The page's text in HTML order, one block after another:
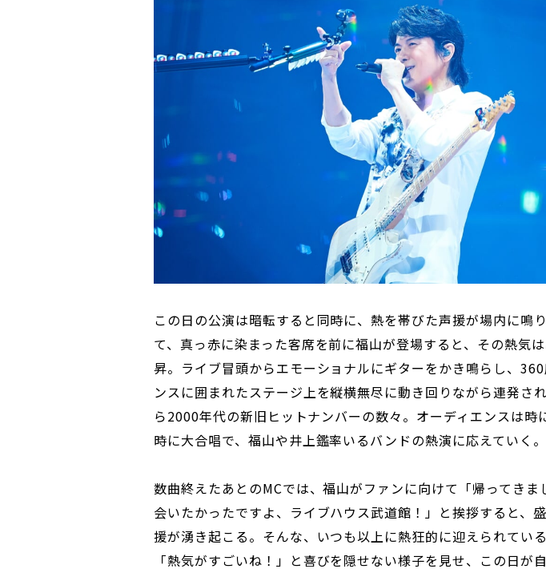
この日の公演は暗転すると同時に、熱を帯びた声援が場内に鳴
て、真っ赤に染まった客席を前に福山が登場すると、その熱気
昇。ライブ冒頭からエモーショナルにギターをかき鳴らし、
ンスに囲まれたステージ上を縦横無尽に動き回りながら連発さ
ら2000年代の新旧ヒットナンバーの数々。オーディエンスは時
時に大合唱で、福山や井上鑑率いるバンドの熱演に応えていく。
数曲終えたあとのMCでは、福山がファンに向けて「帰ってきま
会いたかったですよ、ライブハウス武道館！」と挨拶すると、
援が湧き起こる。そんな、いつも以上に熱狂的に迎えられてい
「熱気がすごいね！」と喜びを隠せない様子を見せ、この日が